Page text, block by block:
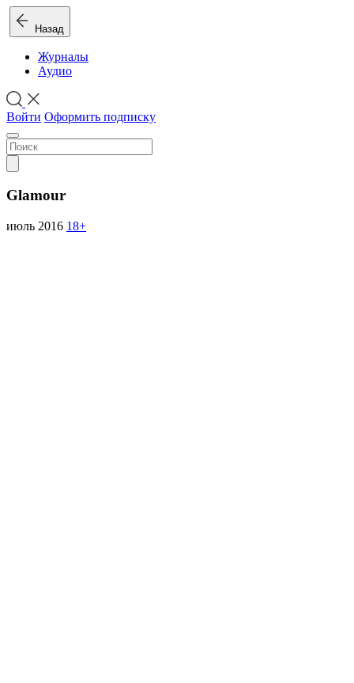
Назад
Журналы
Аудио
Войти Оформить подписку
Glamour
июль 2016 18+